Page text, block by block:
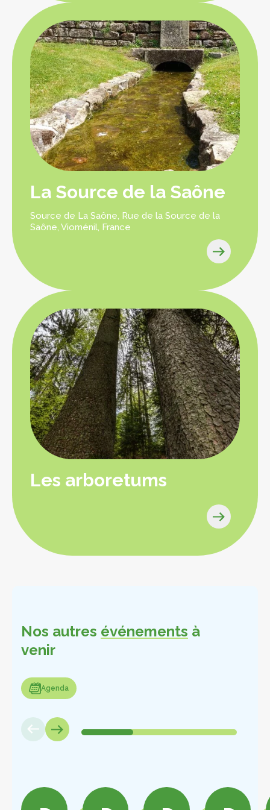
La Source de la Saône
Source de La Saône, Rue de la Source de la
Saône, Vioménil, France
Les arboretums
Nos autres événements à
venir
Agenda